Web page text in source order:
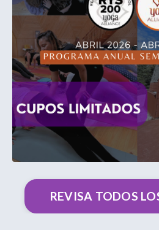
REVISA TODOS